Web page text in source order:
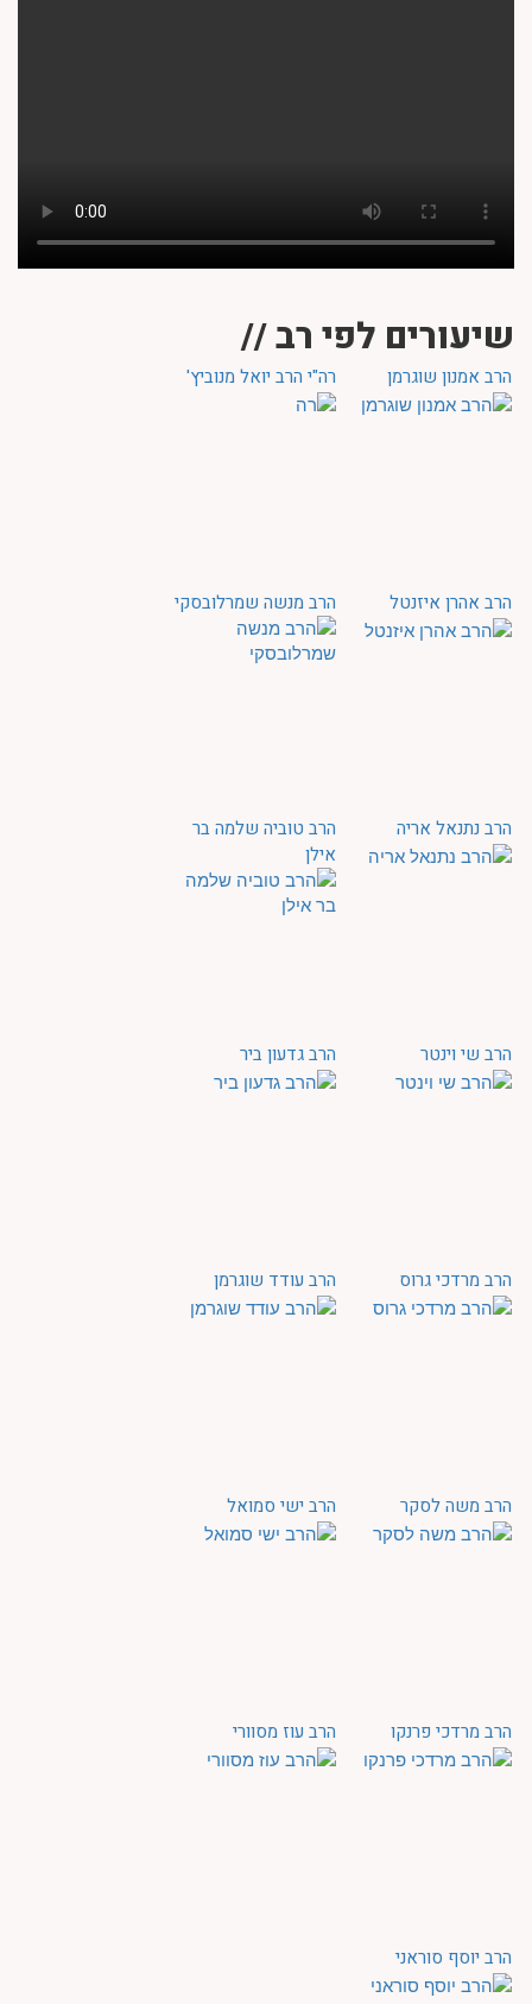
שיעורים לפי רב //
הרב אמנון שוגרמן רה"י הרב יואל מנוביץ'
הרב אהרן איזנטל הרב מנשה שמרלובסקי
הרב נתנאל אריה
הרב טוביה שלמה בר
אילן
הרב שי וינטר הרב גדעון ביר
הרב מרדכי גרוס הרב עודד שוגרמן
הרב משה לסקר הרב ישי סמואל
הרב מרדכי פרנקו הרב עוז מסוורי
הרב יוסף סוראני